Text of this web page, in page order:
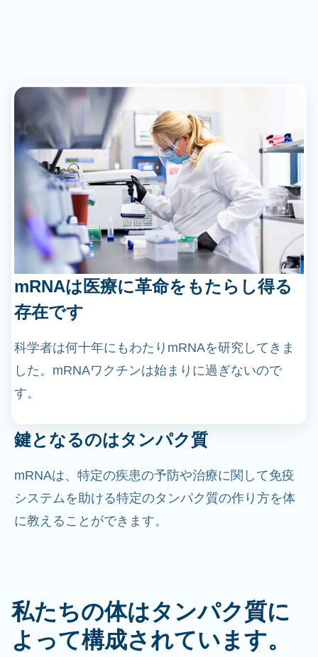
mRNAは医療に革命をもたらし得る
存在です
科学者は何十年にもわたりmRNAを研究してきま
した。mRNAワクチンは始まりに過ぎないので
す。
鍵となるのはタンパク質
mRNAは、特定の疾患の予防や治療に関して免疫
システムを助ける特定のタンパク質の作り方を体
に教えることができます。
私たちの体はタンパク質に
よって構成されています。